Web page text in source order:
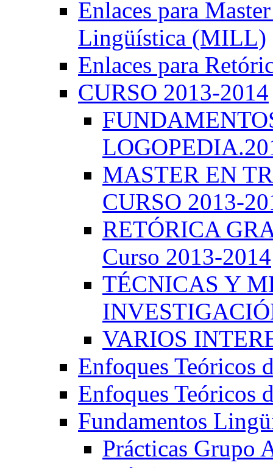
Enlaces para
Lingüística (MILL)
Enlaces para
CURSO 2013-2014
MASTER EN
CURSO 2013-
RETÓRICA
Curso 2013-2014
TÉCNICAS Y
VARIOS
Enfoques Teóricos
Enfoques Teóricos
Fundamentos
Prácticas Grupo